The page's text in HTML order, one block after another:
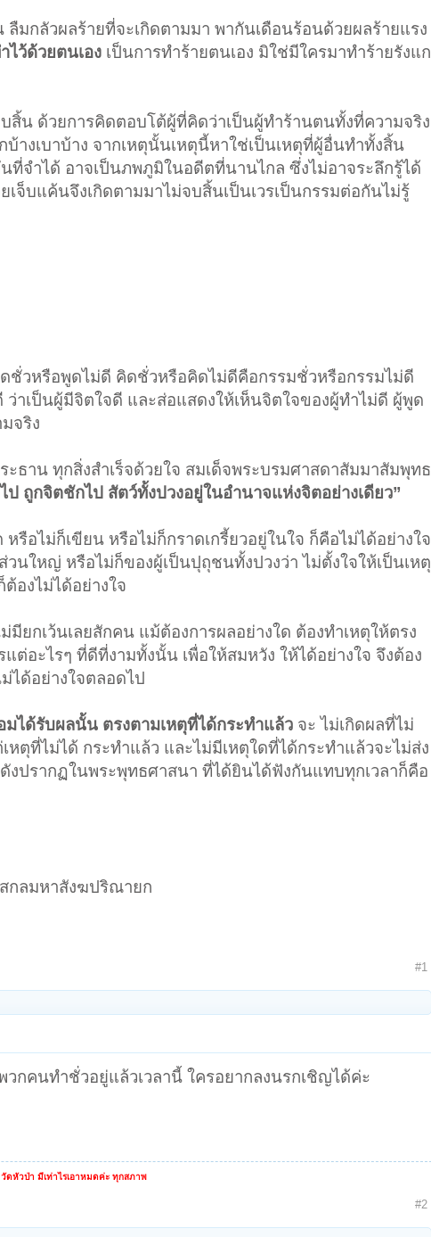
มกลัวผลร้ายที่จะเกิดตามมา พากันเดือนร้อนด้วยผลร้ายแรง
ไว้ด้วยตนเอง เป็นการทำร้ายตนเอง มิใช่มีใครมาทำร้ายรังแก
สิ้น ด้วยการคิดตอบโต้ผู้ที่คิดว่าเป็นผู้ทำร้านตนทั้งที่ความจริง
งเบาบ้าง จากเหตุนั้นเหตุนี้หาใช่เป็นเหตุที่ผู้อื่นทำทั้งสิ้น
จำได้ อาจเป็นภพภูมิในอดีตที่นานไกล ซึ่งไม่อาจระลึกรู้ได้
จ็บแค้นจึงเกิดตามมาไม่จบสิ้นเป็นเวรเป็นกรรมต่อกันไม่รู้
วหรือพูดไม่ดี คิดชั่วหรือคิดไม่ดีคือกรรมชั่วหรือกรรมไม่ดี
าเป็นผู้มีจิตใจดี และส่อแสดงให้เห็นจิตใจของผู้ทำไม่ดี ผู้พูด
จริง
ธาน ทุกสิ่งสำเร็จด้วยใจ สมเด็จพระบรมศาสดาสัมมาสัมพุทธ
ป ถูกจิตชักไป สัตว์ทั้งปวงอยู่ในอำนาจแห่งจิตอย่างเดียว”
อไม่ก็เขียน หรือไม่ก็กราดเกรี้ยวอยู่ในใจ ก็คือไม่ได้อย่างใจ
วนใหญ่ หรือไม่ก็ของผู้เป็นปุถุชนทั้งปวงว่า ไม่ตั้งใจให้เป็นเหตุ
องไม่ได้อย่างใจ
ยกเว้นเลยสักคน แม้ต้องการผลอย่างใด ต้องทำเหตุให้ตรง
อะไรๆ ที่ดีที่งามทั้งนั้น เพื่อให้สมหวัง ให้ได้อย่างใจ จึงต้อง
ได้อย่างใจตลอดไป
มได้รับผลนั้น ตรงตามเหตุที่ได้กระทำแล้ว จะ ไม่เกิดผลที่ไม่
หตุที่ไม่ได้ กระทำแล้ว และไม่มีเหตุใดที่ได้กระทำแล้วจะไม่ส่ง
งปรากฏในพระพุทธศาสนา ที่ได้ยินได้ฟังกันแทบทุกเวลาก็คือ
กลมหาสังฆปริณายก
#1
กคนทำชั่วอยู่แล้วเวลานี้ ใครอยากลงนรกเชิญได้ค่ะ
ดหัวป่า มีเท่าไรเอาหมดค่ะ ทุกสภาพ
#2